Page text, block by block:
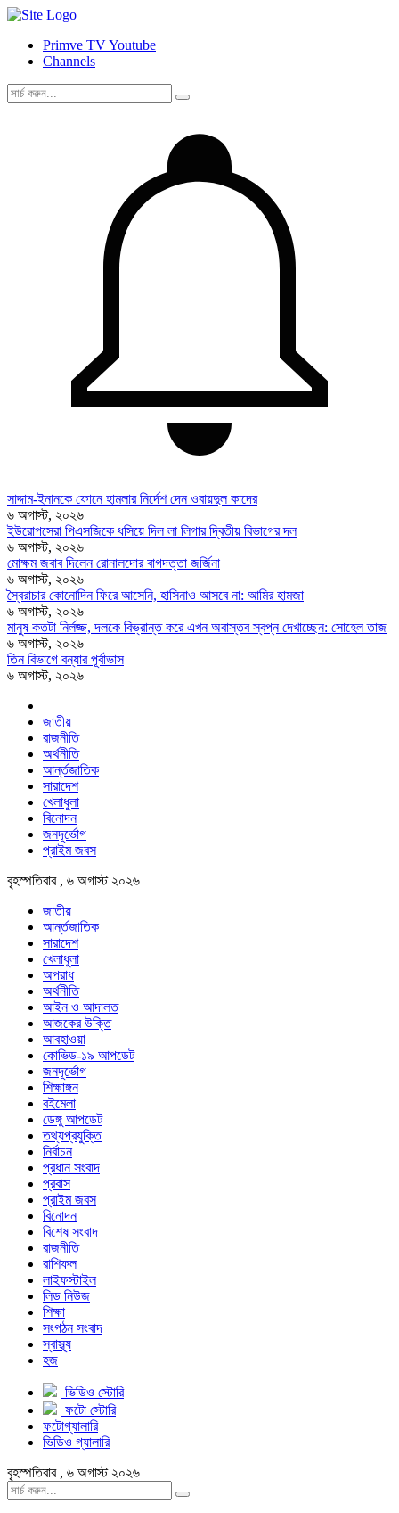
Primve TV Youtube
Channels
সাদ্দাম-ইনানকে ফোনে হামলার নির্দেশ দেন ওবায়দুল কাদের
৬ অগাস্ট, ২০২৬
ইউরোপসেরা পিএসজিকে ধসিয়ে দিল লা লিগার দ্বিতীয় বিভাগের দল
৬ অগাস্ট, ২০২৬
মোক্ষম জবাব দিলেন রোনালদোর বাগদত্তা জর্জিনা
৬ অগাস্ট, ২০২৬
স্বৈরাচার কোনোদিন ফিরে আসেনি, হাসিনাও আসবে না: আমির হামজা
৬ অগাস্ট, ২০২৬
মানুষ কতটা নির্লজ্জ, দলকে বিভ্রান্ত করে এখন অবাস্তব স্বপ্ন দেখাচ্ছেন: সোহেল তাজ
৬ অগাস্ট, ২০২৬
তিন বিভাগে বন্যার পূর্বাভাস
৬ অগাস্ট, ২০২৬
জাতীয়
রাজনীতি
অর্থনীতি
আর্ন্তজাতিক
সারাদেশ
খেলাধুলা
বিনোদন
জনদূর্ভোগ
প্রাইম জবস
বৃহস্পতিবার , ৬ অগাস্ট ২০২৬
জাতীয়
আর্ন্তজাতিক
সারাদেশ
খেলাধুলা
অপরাধ
অর্থনীতি
আইন ও আদালত
আজকের উক্তি
আবহাওয়া
কোভিড-১৯ আপডেট
জনদূর্ভোগ
শিক্ষাঙ্গন
বইমেলা
ডেঙ্গু আপডেট
তথ্যপ্রযুক্তি
নির্বাচন
প্রধান সংবাদ
প্রবাস
প্রাইম জবস
বিনোদন
বিশেষ সংবাদ
রাজনীতি
রাশিফল
লাইফস্টাইল
লিড নিউজ
শিক্ষা
সংগঠন সংবাদ
স্বাস্থ্য
হজ
ভিডিও স্টোরি
ফটো স্টোরি
ফটোগ্যালারি
ভিডিও গ্যালারি
বৃহস্পতিবার , ৬ অগাস্ট ২০২৬